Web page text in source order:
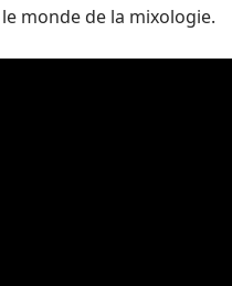
monde de la mixologie.